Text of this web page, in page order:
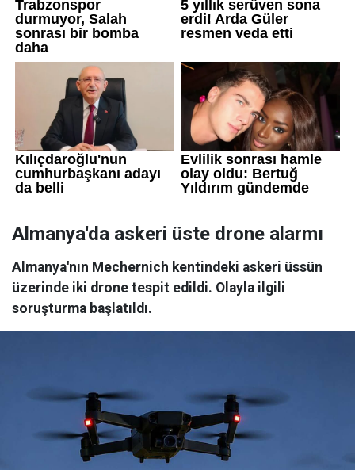
Almanya'da askeri üste drone alarmı
Almanya'nın Mechernich kentindeki askeri üssün
üzerinde iki drone tespit edildi. Olayla ilgili
soruşturma başlatıldı.